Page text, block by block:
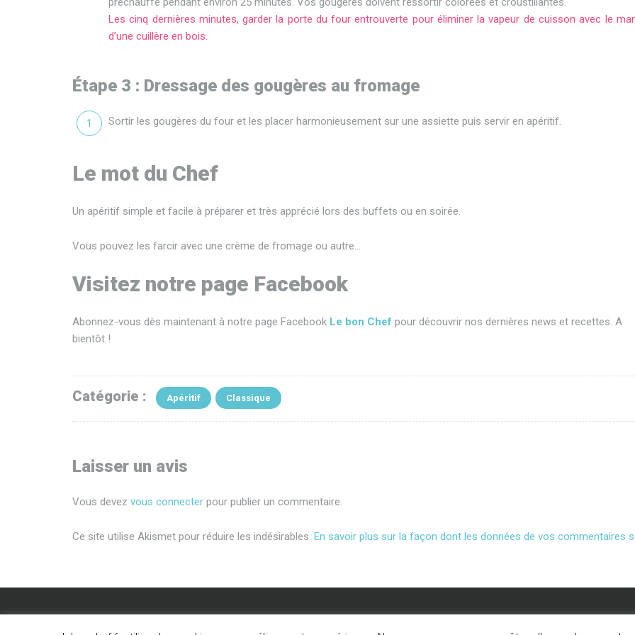
Les cinq dernières minutes, garder la porte du four entrouverte pour éliminer la vapeur de cuisson avec le
d’une cuillère en bois.
Étape 3 : Dressage des gougères au fromage
Sortir les gougères du four et les placer harmonieusement sur une assiette puis servir en apéritif.
Le mot du Chef
Un apéritif simple et facile à préparer et très apprécié lors des buffets ou en soirée.
Vous pouvez les farcir avec une crème de fromage ou autre…
Visitez notre page Facebook
Abonnez-vous dès maintenant à notre page Facebook Le bon Chef pour découvrir nos dernières news et recettes. A
bientôt !
Catégorie : Apéritif Classique
Laisser un avis
Vous devez vous connecter pour publier un commentaire.
Ce site utilise Akismet pour réduire les indésirables. En savoir plus sur la façon dont les données de vos commentaires